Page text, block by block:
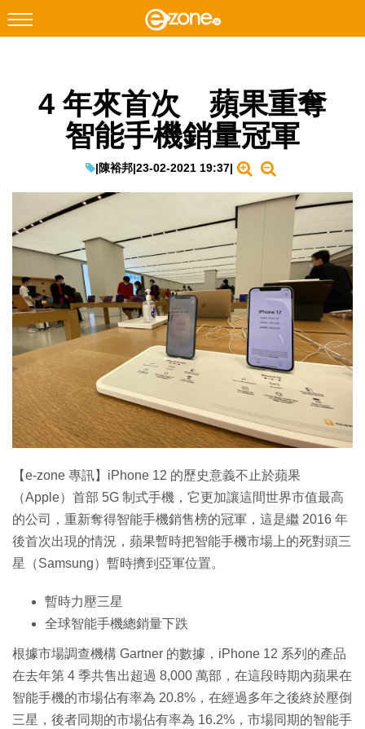
Facebook Instagram
遊戲動漫
教學評測
EduTech
IT Times
生成式AI與雲端應用
Enterprise Digital Transformation
特集
4 年來首次 蘋果重奪
智能手機銷量冠軍
|陳裕邦|23-02-2021 19:37|
【e-zone 專訊】iPhone 12 的歷史意義不止於蘋果
（Apple）首部 5G 制式手機，它更加讓這間世界市值最高
的公司，重新奪得智能手機銷售榜的冠軍，這是繼 2016 年
後首次出現的情況，蘋果暫時把智能手機市場上的死對頭三
星（Samsung）暫時擠到亞軍位置。
暫時力壓三星
全球智能手機總銷量下跌
根據市場調查機構 Gartner 的數據，iPhone 12 系列的產品
在去年第 4 季共售出超過 8,000 萬部，在這段時期內蘋果在
智能手機的市場佔有率為 20.8%，在經過多年之後終於壓倒
三星，後者同期的市場佔有率為 16.2%，市場同期的智能手